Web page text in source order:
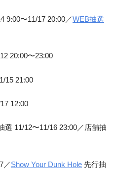
9:00〜11/17 20:00／WEB抽選
20:00〜23:00
15 21:00
12:00
選 11/12〜11/16 23:00／店舗抽
／Show Your Dunk Hole 先行抽